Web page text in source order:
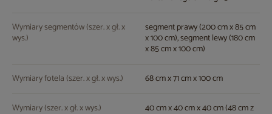
Wymiary segmentów (szer. x gł. x
wys.)
segment prawy (200 cm x 85 cm
x 100 cm), segment lewy (180 cm
x 85 cm x 100 cm)
Wymiary fotela (szer. x gł. x wys.) 68 cm x 71 cm x 100 cm
Wymiary (szer. x gł. x wys.) 40 cm x 40 cm x 40 cm (48 cm z